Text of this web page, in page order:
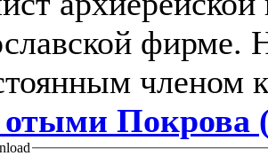
фирме.
членом
Покрова